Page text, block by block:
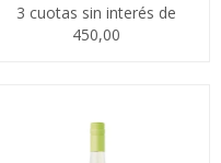
3 cuotas sin interés de
450,00